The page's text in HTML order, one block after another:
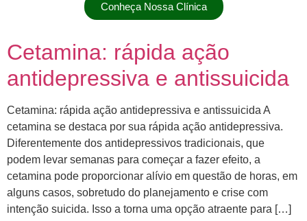
Conheça Nossa Clínica
Cetamina: rápida ação
antidepressiva e antissuicida
Cetamina: rápida ação antidepressiva e antissuicida A
cetamina se destaca por sua rápida ação antidepressiva.
Diferentemente dos antidepressivos tradicionais, que
podem levar semanas para começar a fazer efeito, a
cetamina pode proporcionar alívio em questão de horas, em
alguns casos, sobretudo do planejamento e crise com
intenção suicida. Isso a torna uma opção atraente para […]